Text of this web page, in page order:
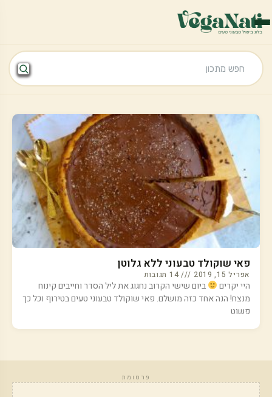
פאי שוקולד טבעוני ללא גלוטן
אפריל 15, 2019
היי יקרים
ביום שישי הקרוב נחגוג את ליל הסדר וחייבים קינוח
מנצח! הנה אחד כזה מושלם. פאי שוקולד טבעוני טעים בטירוף וכל כך
פשוט
פרסומת